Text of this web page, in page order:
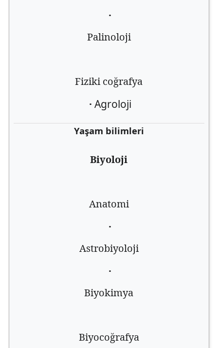
·
Palinoloji
Fiziki coğrafya
· Agroloji
Yaşam bilimleri
Biyoloji
Anatomi
·
Astrobiyoloji
·
Biyokimya
Biyocoğrafya